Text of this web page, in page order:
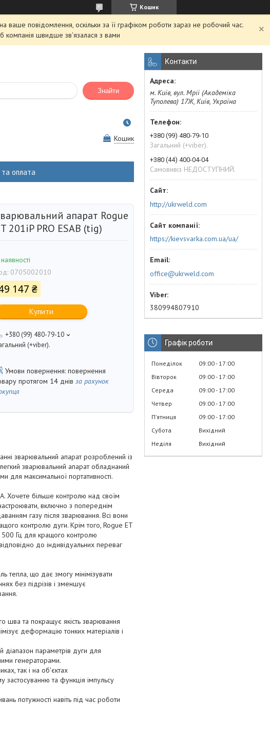
Кошик
повідомлення, оскільки за її графіком роботи зараз не робочий час.
компанія швидше зв'язалася з вами
Знайти
Кошик
оплата
апарат Rogue
201iP PRO ESAB (tig)
0705002010
147 ₴
Купити
+380 (99) 480-79-10
(+viber).
повернення
протягом 14 днів за рахунок
зварювальний апарат розроблений із
зварювальний апарат обладнаний
максимальної портативності.
Хочете більше контролю над своїм
включно з попереднім
газу після зварювання. Всі вони
контролю дуги. Крім того, Rogue ET
Гц для кращого контролю
до індивідуальних переваг
тепла, що дає змогу мінімізувати
без підрізів і зменшує
шва та покращує якість зварювання
деформацію тонких матеріалів і
діапазон параметрів дуги для
генераторами.
так і на об'єктах
та функція імпульсу
потужності навіть під час роботи
Контакти
м. Київ, вул. Мрії (Академіка
Туполева) 17Ж, Київ, Україна
+380 (99) 480-79-10
Загальний (+viber).
+380 (44) 400-04-04
Самовивіз НЕДОСТУПНИЙ.
http://ukrweld.com
https://kievsvarka.com.ua/ua/
office@ukrweld.com
380994807910
Графік роботи
Понеділок 09:00 17:00
Вівторок
09:00 17:00
Середа
09:00 17:00
Четвер
09:00 17:00
Пʼятниця
09:00 17:00
Субота
Вихідний
Неділя
Вихідний